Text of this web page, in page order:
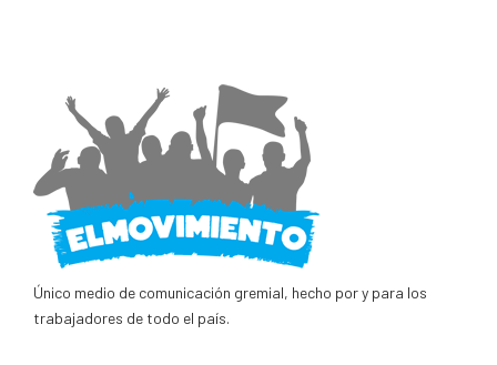
Único medio de comunicación gremial, hecho por y para los
trabajadores de todo el país.